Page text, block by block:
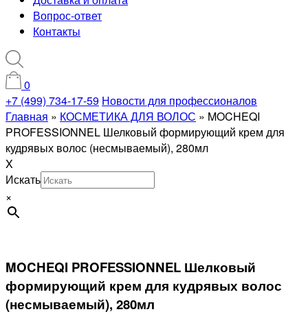
Вопрос-ответ
Контакты
0
+7 (499) 734-17-59 Новости для профессионалов
Главная » КОСМЕТИКА ДЛЯ ВОЛОС » MOCHEQI
PROFESSIONNEL Шелковый формирующий крем для
кудрявых волос (несмываемый), 280мл
X
Искать
×
MOCHEQI PROFESSIONNEL Шелковый
формирующий крем для кудрявых волос
(несмываемый), 280мл